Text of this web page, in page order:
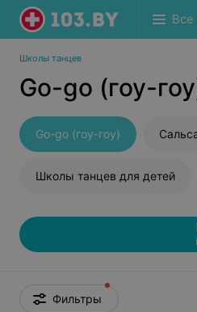
Все
Школы танцев
Go-go (гоу-
Go-go (гоу-гоу)
Школы танцев для детей
Фильтры